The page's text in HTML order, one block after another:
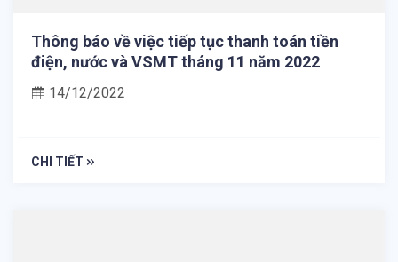
Thông báo về việc tiếp tục thanh toán tiền
điện, nước và VSMT tháng 11 năm 2022
14/12/2022
CHI TIẾT